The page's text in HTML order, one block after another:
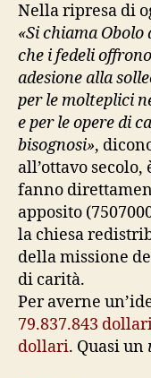
Nella ripresa di
«Si chiama
che i fedeli
adesione alla
per le molteplici
e per le opere di
bisognosi»,
all’ottavo
fanno
apposito
la chiesa
della missione
di carità.
Per averne
79.837.843
dollari. Quasi un